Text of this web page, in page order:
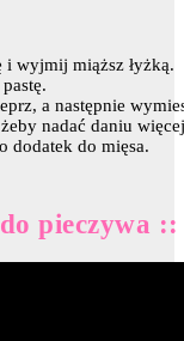
i wyjmij miąższ łyżką.
a następnie
nadać daniu
dodatek do mięsa.
pieczywa